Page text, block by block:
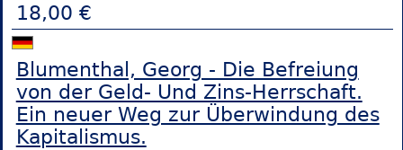
18,00 €
Blumenthal, Georg - Die Befreiung
von der Geld- Und Zins-Herrschaft.
Ein neuer Weg zur Überwindung des
Kapitalismus.